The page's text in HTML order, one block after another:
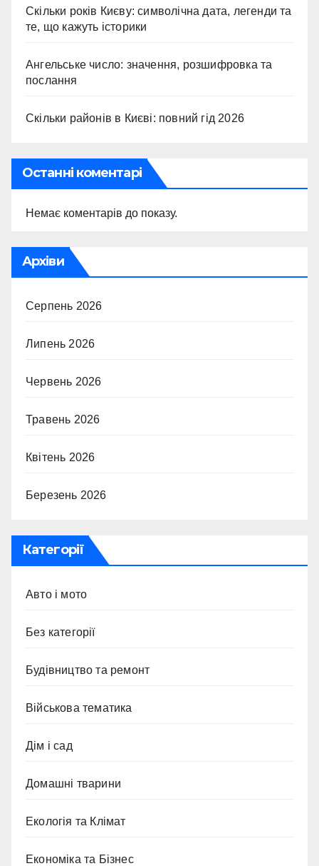
Скільки років Києву: символічна дата, легенди та
те, що кажуть історики
Ангельське число: значення, розшифровка та
послання
Скільки районів в Києві: повний гід 2026
Останні коментарі
Немає коментарів до показу.
Архіви
Серпень 2026
Липень 2026
Червень 2026
Травень 2026
Квітень 2026
Березень 2026
Категорії
Авто і мото
Без категорії
Будівництво та ремонт
Військова тематика
Дім і сад
Домашні тварини
Екологія та Клімат
Економіка та Бізнес